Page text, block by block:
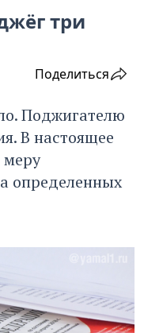
три
Поделиться
Поджигателю
В настоящее
меру
определенных